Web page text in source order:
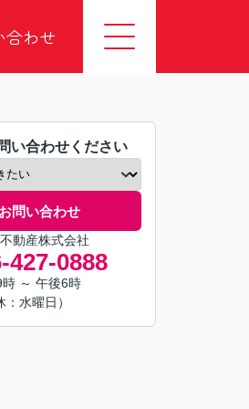
合わせ
い合わせください
問い合わせ
動産株式会社
427-0888
～ 午後6時
：水曜日）